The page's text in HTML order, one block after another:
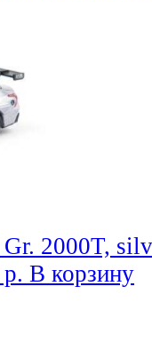
2000T,
В корзину